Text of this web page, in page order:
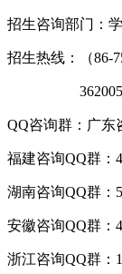
招生咨询部门：
招生热线：（86-
3620055、
QQ咨询群：广东
福建咨询QQ群：
湖南咨询QQ群：
安徽咨询QQ群：
浙江咨询QQ群：